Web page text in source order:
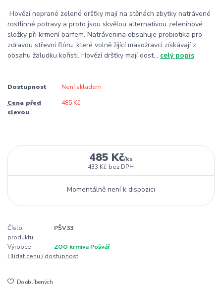
Hovězí neprané zelené dršťky mají na stěnách zbytky natrávené
rostlinné potravy a proto jsou skvělou alternativou zeleninové
složky při krmení barfem. Natrávenina obsahuje probiotika pro
zdravou střevní flóru. které volně žijící masožravci získávají z
obsahu žaludku kořisti. Hovězí dršťky mají dost... celý popis
Dostupnost Není skladem
Cena před
slevou
485 Kč
485 Kč/ks
433 Kč bez DPH
Momentálně není k dispozici
Číslo
produktu:
PŠV33
Výrobce:
ZOO krmiva Pošvář
Hlídat cenu / dostupnost
Do oblíbených